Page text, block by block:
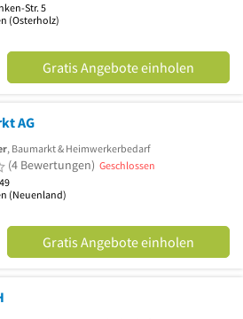
Str. 5
(Osterholz)
Gratis Angebote einholen
AG
, Baumarkt & Heimwerkerbedarf
2 von 5 Sternen
(4 Bewertungen) Geschlossen
(Neuenland)
Gratis Angebote einholen